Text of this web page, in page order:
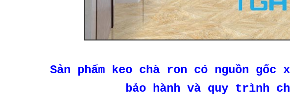
Sản phẩm keo chà ron có nguồn
bảo hành và quy trình